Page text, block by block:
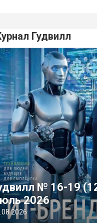
Гудвилл
№ 16-19
2026